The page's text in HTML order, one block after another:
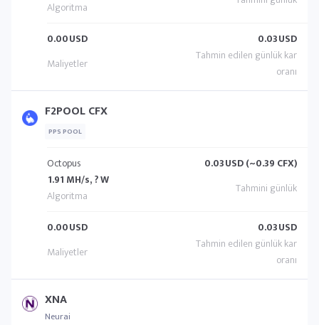
0.00USD 0.03USD
F2POOL CFX
PPS POOL
Octopus
1.91 MH/s, ? W
0.03USD (~0.39 CFX)
0.00USD 0.03USD
XNA
Neurai